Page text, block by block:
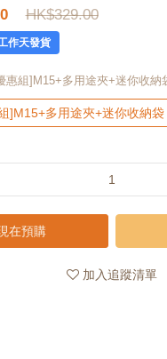
HK$329.00
作天發貨
惠組]M15+多用途夾+迷你收納
]M15+多用途夾+迷你收納袋
在預購
加入追蹤清單